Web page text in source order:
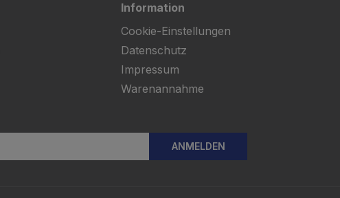
Information
Cookie-Einstellungen
Datenschutz
Impressum
Warenannahme
ANMELDEN